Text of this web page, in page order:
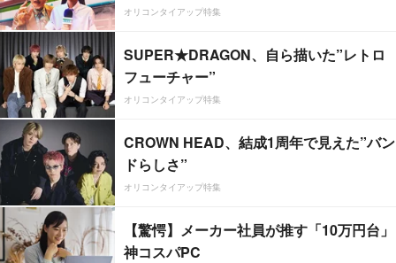
オリコンタイアップ特集
SUPER★DRAGON、自ら描いた”レトロ
フューチャー”
オリコンタイアップ特集
CROWN HEAD、結成1周年で見えた”バン
ドらしさ”
オリコンタイアップ特集
【驚愕】メーカー社員が推す「10万円台」
神コスパPC